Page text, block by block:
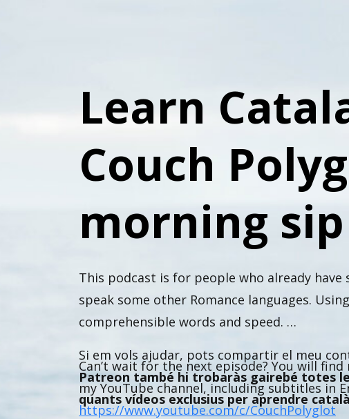
Learn
Couch
morning
This podcast is for people who already
speak some other Romance languages.
comprehensible words and speed.
Can’t wait for the next episode? You will
my YouTube channel, including subtitles in
https://www.youtube.com/c/CouchPolyglot
Si em vols ajudar, pots compartir el meu
Patreon també hi trobaràs gairebé totes
quants vídeos exclusius per aprendre